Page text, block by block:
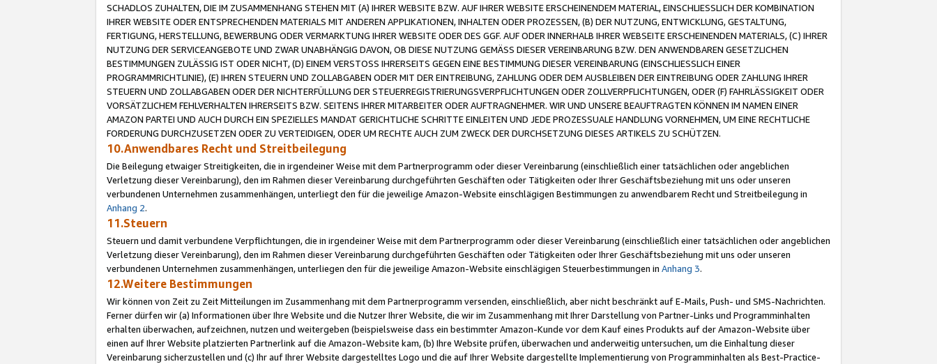
SCHADLOS ZUHALTEN, DIE IM ZUSAMMENHANG STEHEN MIT (A) IHRER WEBSITE BZW. AUF IHRER WEBSITE ERSCHEINENDEM MATERIAL, EINSCHLIESSLICH DER KOMBINATION
IHRER WEBSITE ODER ENTSPRECHENDEN MATERIALS MIT ANDEREN APPLIKATIONEN, INHALTEN ODER PROZESSEN, (B) DER NUTZUNG, ENTWICKLUNG, GESTALTUNG,
FERTIGUNG, HERSTELLUNG, BEWERBUNG ODER VERMARKTUNG IHRER WEBSITE ODER DES GGF. AUF ODER INNERHALB IHRER WEBSEITE ERSCHEINENDEN MATERIALS, (C) IHRER
NUTZUNG DER SERVICEANGEBOTE UND ZWAR UNABHÄNGIG DAVON, OB DIESE NUTZUNG GEMÄSS DIESER VEREINBARUNG BZW. DEN ANWENDBAREN GESETZLICHEN
BESTIMMUNGEN ZULÄSSIG IST ODER NICHT, (D) EINEM VERSTOSS IHRERSEITS GEGEN EINE BESTIMMUNG DIESER VEREINBARUNG (EINSCHLIESSLICH EINER
PROGRAMMRICHTLINIE), (E) IHREN STEUERN UND ZOLLABGABEN ODER MIT DER EINTREIBUNG, ZAHLUNG ODER DEM AUSBLEIBEN DER EINTREIBUNG ODER ZAHLUNG IHRER
STEUERN UND ZOLLABGABEN ODER DER NICHTERFÜLLUNG DER STEUERREGISTRIERUNGSVERPFLICHTUNGEN ODER ZOLLVERPFLICHTUNGEN, ODER (F) FAHRLÄSSIGKEIT ODER
VORSÄTZLICHEM FEHLVERHALTEN IHRERSEITS BZW. SEITENS IHRER MITARBEITER ODER AUFTRAGNEHMER. WIR UND UNSERE BEAUFTRAGTEN KÖNNEN IM NAMEN EINER
AMAZON PARTEI UND AUCH DURCH EIN SPEZIELLES MANDAT GERICHTLICHE SCHRITTE EINLEITEN UND JEDE PROZESSUALE HANDLUNG VORNEHMEN, UM EINE RECHTLICHE
FORDERUNG DURCHZUSETZEN ODER ZU VERTEIDIGEN, ODER UM RECHTE AUCH ZUM ZWECK DER DURCHSETZUNG DIESES ARTIKELS ZU SCHÜTZEN.
10.Anwendbares Recht und Streitbeilegung
Die Beilegung etwaiger Streitigkeiten, die in irgendeiner Weise mit dem Partnerprogramm oder dieser Vereinbarung (einschließlich einer tatsächlichen oder angeblichen
Verletzung dieser Vereinbarung), den im Rahmen dieser Vereinbarung durchgeführten Geschäften oder Tätigkeiten oder Ihrer Geschäftsbeziehung mit uns oder unseren
verbundenen Unternehmen zusammenhängen, unterliegt den für die jeweilige Amazon-Website einschlägigen Bestimmungen zu anwendbarem Recht und Streitbeilegung in
Anhang 2.
11.Steuern
Steuern und damit verbundene Verpflichtungen, die in irgendeiner Weise mit dem Partnerprogramm oder dieser Vereinbarung (einschließlich einer tatsächlichen oder angeblichen
Verletzung dieser Vereinbarung), den im Rahmen dieser Vereinbarung durchgeführten Geschäften oder Tätigkeiten oder Ihrer Geschäftsbeziehung mit uns oder unseren
verbundenen Unternehmen zusammenhängen, unterliegen den für die jeweilige Amazon-Website einschlägigen Steuerbestimmungen in Anhang 3.
12.Weitere Bestimmungen
Wir können von Zeit zu Zeit Mitteilungen im Zusammenhang mit dem Partnerprogramm versenden, einschließlich, aber nicht beschränkt auf E-Mails, Push- und SMS-Nachrichten.
Ferner dürfen wir (a) Informationen über Ihre Website und die Nutzer Ihrer Website, die wir im Zusammenhang mit Ihrer Darstellung von Partner-Links und Programminhalten
erhalten überwachen, aufzeichnen, nutzen und weitergeben (beispielsweise dass ein bestimmter Amazon-Kunde vor dem Kauf eines Produkts auf der Amazon-Website über
einen auf Ihrer Website platzierten Partnerlink auf die Amazon-Website kam, (b) Ihre Website prüfen, überwachen und anderweitig untersuchen, um die Einhaltung dieser
Vereinbarung sicherzustellen und (c) Ihr auf Ihrer Website dargestelltes Logo und die auf Ihrer Website dargestellte Implementierung von Programminhalten als Best-Practice-